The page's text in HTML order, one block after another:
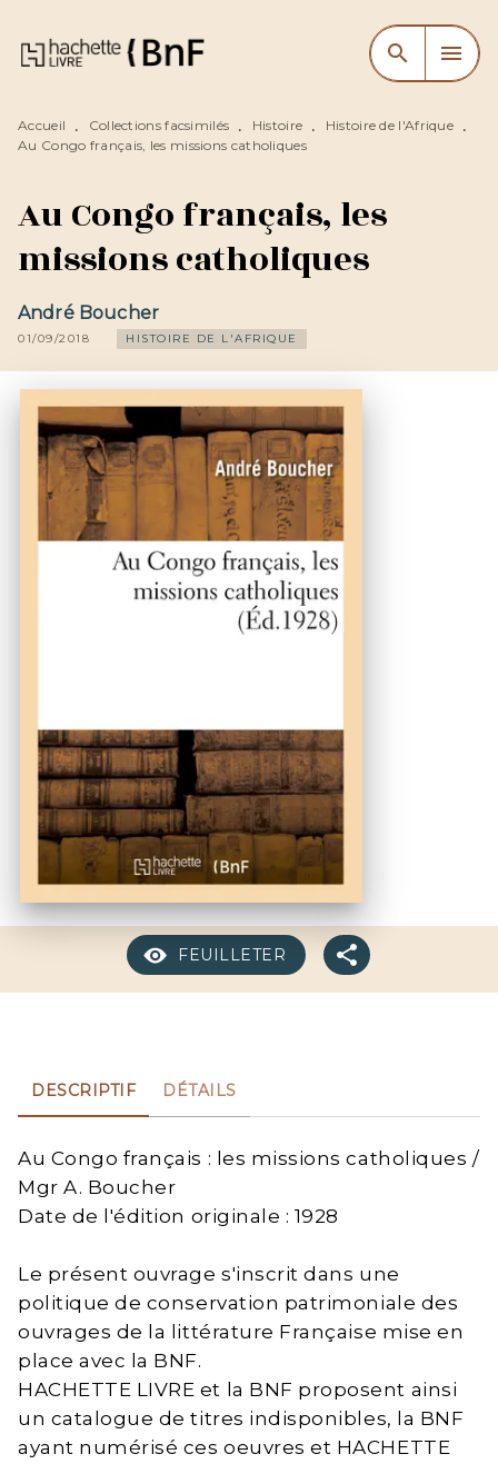
MENU RECHERCHE
CONTENU
search menu
Accueil • Collections facsimilés • Histoire • Histoire de l'Afrique •
Au Congo français, les missions catholiques
Au Congo français, les
missions catholiques
André Boucher
01/09/2018 HISTOIRE DE L'AFRIQUE
FEUILLETER
DESCRIPTIF DÉTAILS
Au Congo français : les missions catholiques /
Mgr A. Boucher
Date de l'édition originale : 1928
Le présent ouvrage s'inscrit dans une
politique de conservation patrimoniale des
ouvrages de la littérature Française mise en
place avec la BNF.
HACHETTE LIVRE et la BNF proposent ainsi
un catalogue de titres indisponibles, la BNF
ayant numérisé ces oeuvres et HACHETTE